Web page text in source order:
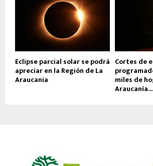
Eclipse parcial solar se podrá
apreciar en la Región de La
Araucania
Cortes de
miles de
Araucanía...